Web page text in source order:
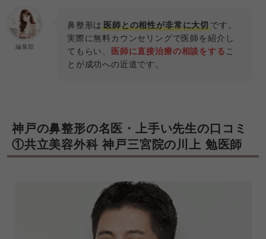
編集部
鼻整形は医師との相性が非常に大切です。
実際に無料カウンセリングで医師を紹介し
てもらい、
医師に直接治療の相談をする こ
とが成功への近道です。
神戸の鼻整形の名医・上手い先生の口コミ
①共立美容外科 神戸三宮院の川上 勉医師